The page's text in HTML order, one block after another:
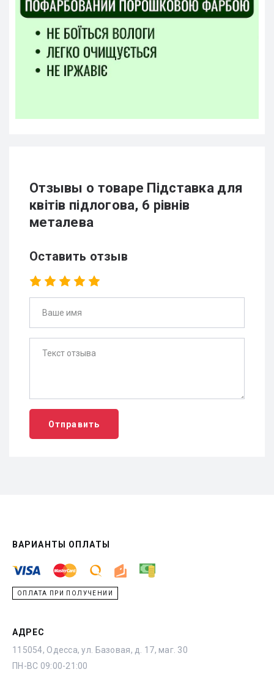
Отзывы о товаре Підставка для
квітів підлогова, 6 рівнів
металева
Оставить отзыв
Отправить
ВАРИАНТЫ ОПЛАТЫ
ОПЛАТА ПРИ ПОЛУЧЕНИИ
АДРЕС
115054, Одесса, ул. Базовая, д. 17, маг. 30
ПН-ВС 09:00-21:00